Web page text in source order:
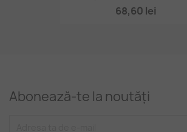
68,60 lei
Abonează-te la noutăți